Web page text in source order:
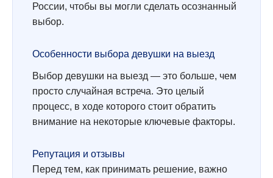
России, чтобы вы могли сделать осознанный
выбор.
Особенности выбора девушки на выезд
Выбор девушки на выезд — это больше, чем
просто случайная встреча. Это целый
процесс, в ходе которого стоит обратить
внимание на некоторые ключевые факторы.
Репутация и отзывы
Перед тем, как принимать решение, важно